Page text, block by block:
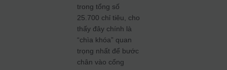
trong tổng số
25.700 chỉ tiêu, cho
thấy đây chính là
“chìa khóa” quan
trọng nhất để bước
chân vào cổng